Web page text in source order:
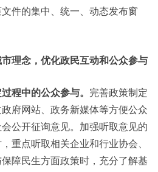
件的集中、统一、动态发布窗
理念，优化政民互动和公众参与
中的公众参与。 完善政策制定
府网站、政务新媒体等方便公众
公开征询意见。加强听取意见的
重点听取相关企业和行业协会、
障民生方面政策时，充分了解基